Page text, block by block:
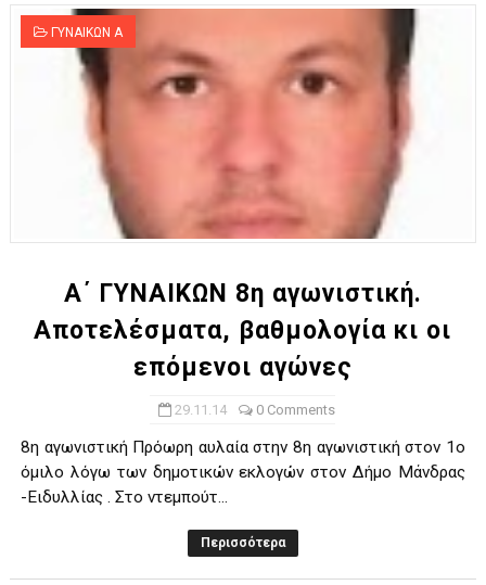
ΓΥΝΑΙΚΩΝ Α
Α΄ ΓΥΝΑΙΚΩΝ 8η αγωνιστική.
Αποτελέσματα, βαθμολογία κι οι
επόμενοι αγώνες
29.11.14 0 Comments
8η αγωνιστική Πρόωρη αυλαία στην 8η αγωνιστική στον 1ο
όμιλο λόγω των δημοτικών εκλογών στον Δήμο Μάνδρας
-Ειδυλλίας . Στο ντεμπούτ...
Περισσότερα